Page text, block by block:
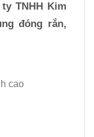
TNHH Kim
đóng rắn,
cao